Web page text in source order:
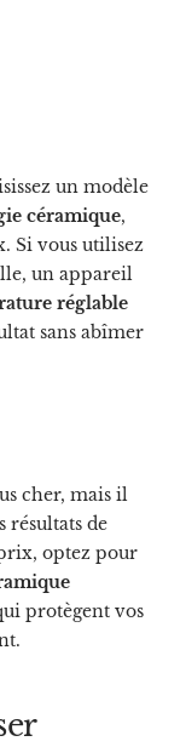
un modèle
céramique,
Si vous utilisez
un appareil
réglable
sans abîmer
cher, mais il
résultats de
optez pour
protègent vos